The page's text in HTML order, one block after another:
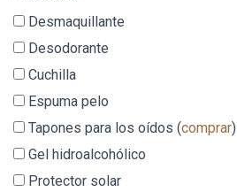
Desmaquillante
Desodorante
Cuchilla
Espuma pelo
Tapones para los oídos (comprar)
Gel hidroalcohólico
Protector solar